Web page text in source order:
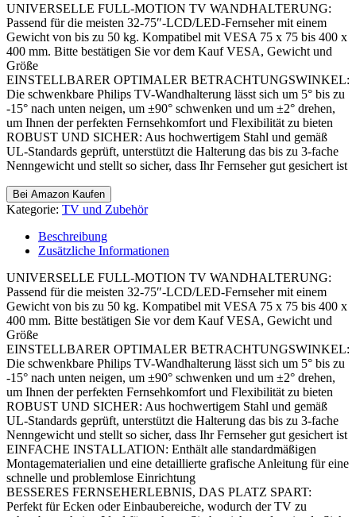
UNIVERSELLE FULL-MOTION TV WANDHALTERUNG:
Passend für die meisten 32-75″-LCD/LED-Fernseher mit einem
Gewicht von bis zu 50 kg. Kompatibel mit VESA 75 x 75 bis 400 x
400 mm. Bitte bestätigen Sie vor dem Kauf VESA, Gewicht und
Größe
EINSTELLBARER OPTIMALER BETRACHTUNGSWINKEL:
Die schwenkbare Philips TV-Wandhalterung lässt sich um 5° bis zu
-15° nach unten neigen, um ±90° schwenken und um ±2° drehen,
um Ihnen der perfekten Fernsehkomfort und Flexibilität zu bieten
ROBUST UND SICHER: Aus hochwertigem Stahl und gemäß
UL-Standards geprüft, unterstützt die Halterung das bis zu 3-fache
Nenngewicht und stellt so sicher, dass Ihr Fernseher gut gesichert ist
Bei Amazon Kaufen
Kategorie: TV und Zubehör
Beschreibung
Zusätzliche Informationen
UNIVERSELLE FULL-MOTION TV WANDHALTERUNG:
Passend für die meisten 32-75″-LCD/LED-Fernseher mit einem
Gewicht von bis zu 50 kg. Kompatibel mit VESA 75 x 75 bis 400 x
400 mm. Bitte bestätigen Sie vor dem Kauf VESA, Gewicht und
Größe
EINSTELLBARER OPTIMALER BETRACHTUNGSWINKEL:
Die schwenkbare Philips TV-Wandhalterung lässt sich um 5° bis zu
-15° nach unten neigen, um ±90° schwenken und um ±2° drehen,
um Ihnen der perfekten Fernsehkomfort und Flexibilität zu bieten
ROBUST UND SICHER: Aus hochwertigem Stahl und gemäß
UL-Standards geprüft, unterstützt die Halterung das bis zu 3-fache
Nenngewicht und stellt so sicher, dass Ihr Fernseher gut gesichert ist
EINFACHE INSTALLATION: Enthält alle standardmäßigen
Montagematerialien und eine detaillierte grafische Anleitung für eine
schnelle und problemlose Einrichtung
BESSERES FERNSEHERLEBNIS, DAS PLATZ SPART:
Perfekt für Ecken oder Einbaubereiche, wodurch der TV zu